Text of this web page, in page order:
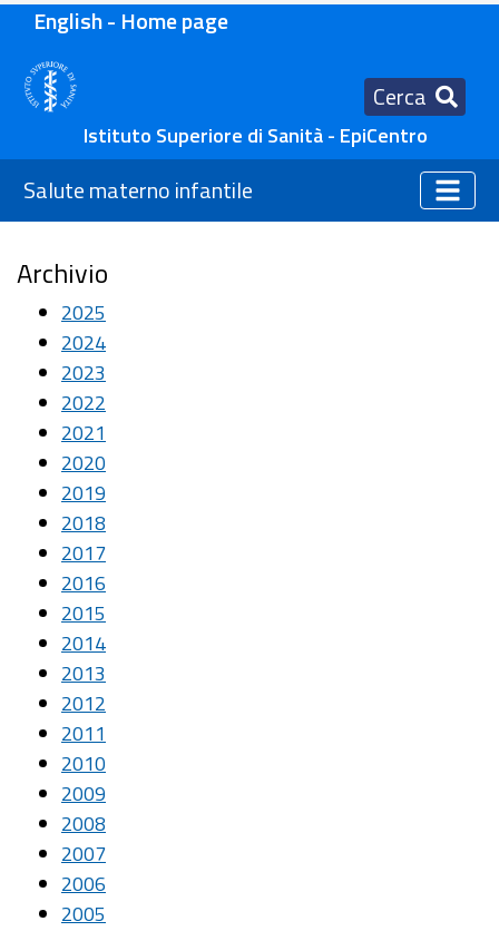
English - Home page
Cerca
Istituto Superiore di Sanità - EpiCentro
Salute materno infantile
Archivio
2025
2024
2023
2022
2021
2020
2019
2018
2017
2016
2015
2014
2013
2012
2011
2010
2009
2008
2007
2006
2005